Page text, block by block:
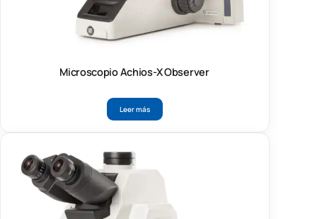
Microscopio Achios-X Observer
Leer más